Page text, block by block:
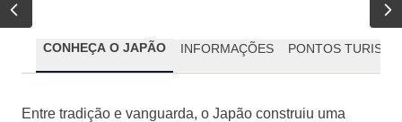
CONHEÇA O JAPÃO INFORMAÇÕES PONTOS
Entre tradição e vanguarda, o Japão construiu uma